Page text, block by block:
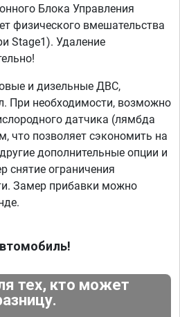
Блока Управления
физического вмешательства
Stage1). Удаление
и дизельные ДВС,
При необходимости, возможно
датчика (лямбда
что позволяет сэкономить на
дополнительные опции и
снятие ограничения
Замер прибавки можно
тех, кто может